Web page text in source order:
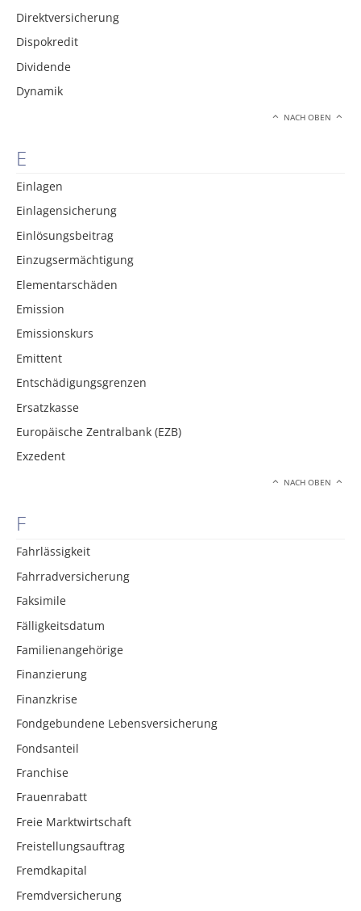
Direktversicherung
Dispokredit
Dividende
Dynamik
NACH OBEN
E
Einlagen
Einlagensicherung
Einlösungsbeitrag
Einzugsermächtigung
Elementarschäden
Emission
Emissionskurs
Emittent
Entschädigungsgrenzen
Ersatzkasse
Europäische Zentralbank (EZB)
Exzedent
NACH OBEN
F
Fahrlässigkeit
Fahrradversicherung
Faksimile
Fälligkeitsdatum
Familienangehörige
Finanzierung
Finanzkrise
Fondgebundene Lebensversicherung
Fondsanteil
Franchise
Frauenrabatt
Freie Marktwirtschaft
Freistellungsauftrag
Fremdkapital
Fremdversicherung